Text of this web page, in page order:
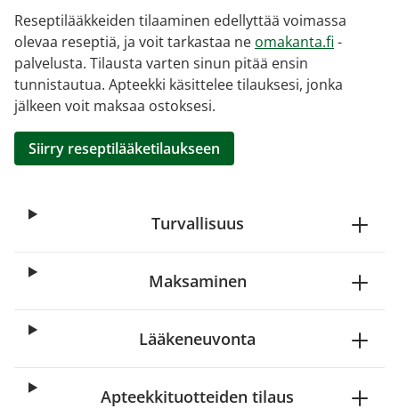
Reseptilääkkeiden tilaaminen edellyttää voimassa
olevaa reseptiä, ja voit tarkastaa ne omakanta.fi -
palvelusta. Tilausta varten sinun pitää ensin
tunnistautua. Apteekki käsittelee tilauksesi, jonka
jälkeen voit maksaa ostoksesi.
Siirry reseptilääketilaukseen
Turvallisuus
Maksaminen
Lääkeneuvonta
Apteekkituotteiden tilaus